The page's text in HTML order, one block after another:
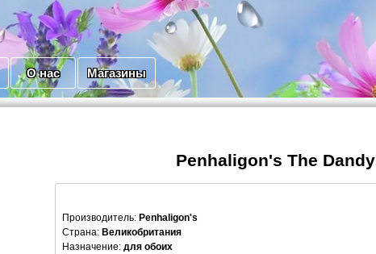
О нас Магазины
Penhaligon's The Dandy
Производитель: Penhaligon's
Страна: Великобритания
Назначение: для обоих